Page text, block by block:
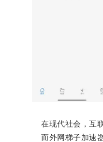
在现代社会，互联
而外网梯子加速器